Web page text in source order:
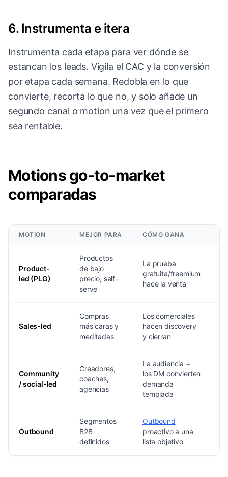
6. Instrumenta e itera
Instrumenta cada etapa para ver dónde se
estancan los leads. Vigila el CAC y la conversión
por etapa cada semana. Redobla en lo que
convierte, recorta lo que no, y solo añade un
segundo canal o motion una vez que el primero
sea rentable.
Motions go-to-market
comparadas
MOTION MEJOR PARA CÓMO GANA
Product-
led (PLG)
Productos
de bajo
precio, self-
serve
La prueba
gratuita/freemium
hace la venta
Sales-led
Compras
más caras y
meditadas
Los comerciales
hacen discovery
y cierran
Community
/ social-led
Creadores,
coaches,
agencias
La audiencia +
los DM convierten
demanda
templada
Outbound
Segmentos
B2B
definidos
Outbound
proactivo a una
lista objetivo